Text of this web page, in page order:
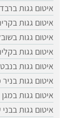
איטום גגות
איטום גגות
איטום גגות
איטום גגות
איטום גגות
איטום גגות
איטום גגות במגן
איטום גגות